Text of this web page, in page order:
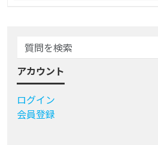
アカウント
ログイン
会員登録